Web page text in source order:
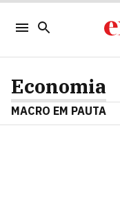
Economia
MACRO EM PAUTA